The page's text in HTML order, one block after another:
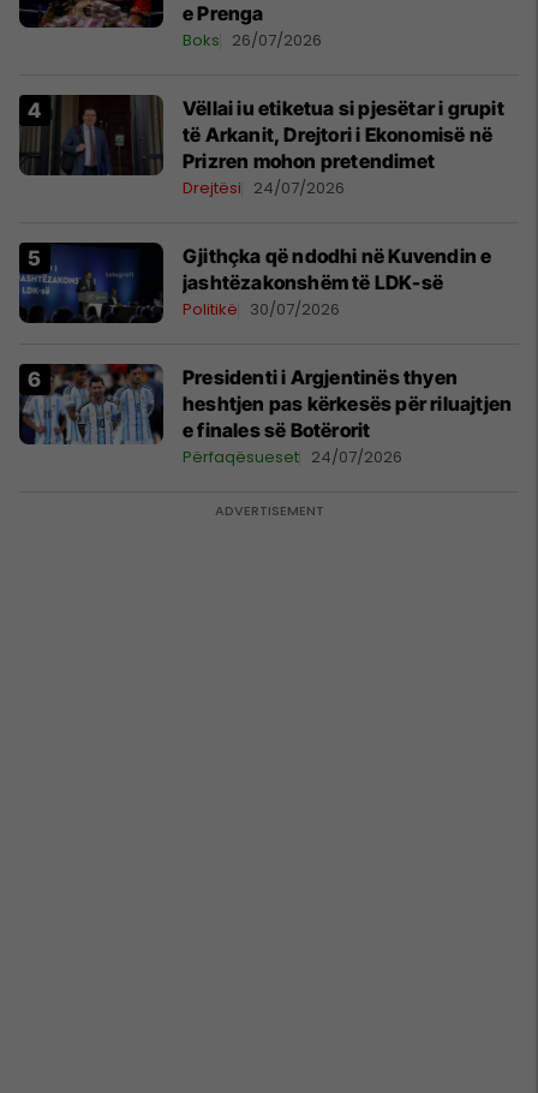
e Prenga
Boks 26/07/2026
Vëllai iu etiketua si pjesëtar i grupit
të Arkanit, Drejtori i Ekonomisë në
Prizren mohon pretendimet
Drejtësi 24/07/2026
Gjithçka që ndodhi në Kuvendin e
jashtëzakonshëm të LDK-së
Politikë 30/07/2026
Presidenti i Argjentinës thyen
heshtjen pas kërkesës për riluajtjen
e finales së Botërorit
Përfaqësueset 24/07/2026